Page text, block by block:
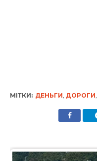
МІТКИ: ДЕНЬГИ, ДОРОГИ,